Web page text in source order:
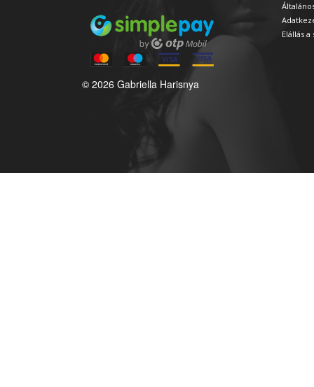
Elállás
© 2026 Gabriella Harisnya